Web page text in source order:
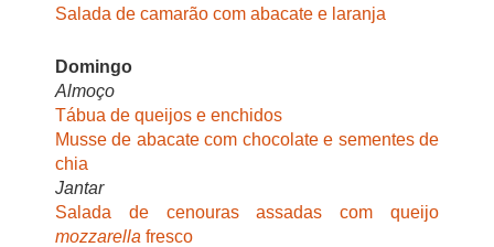
Salada de camarão com abacate e laranja
Domingo
Almoço
Tábua de queijos e enchidos
Musse de abacate com chocolate e sementes de
chia
Jantar
Salada de cenouras assadas com queijo
mozzarella fresco